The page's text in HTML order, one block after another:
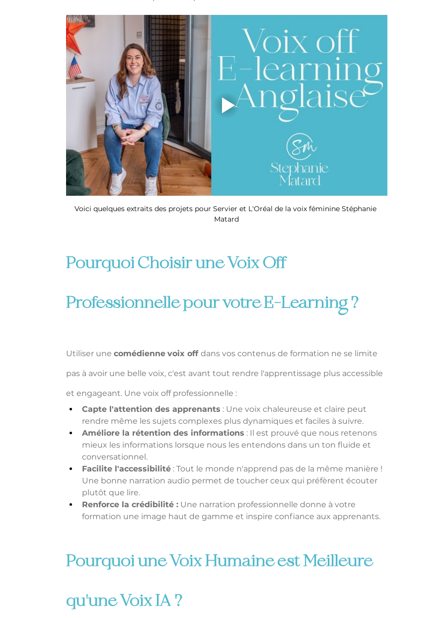
Voici quelques extraits des projets pour Servier et L'Oréal de la voix féminine Stéphanie
Matard
Pourquoi Choisir une Voix Off
Professionnelle pour votre E-Learning ?
Utiliser une comédienne voix off dans vos contenus de formation ne se limite
pas à avoir une belle voix, c'est avant tout rendre l'apprentissage plus accessible
et engageant. Une voix off professionnelle :
Capte l'attention des apprenants : Une voix chaleureuse et claire peut
rendre même les sujets complexes plus dynamiques et faciles à suivre.
Améliore la rétention des informations : Il est prouvé que nous retenons
mieux les informations lorsque nous les entendons dans un ton fluide et
conversationnel.
Facilite l'accessibilité : Tout le monde n'apprend pas de la même manière !
Une bonne narration audio permet de toucher ceux qui préfèrent écouter
plutôt que lire.
Renforce la crédibilité : Une narration professionnelle donne à votre
formation une image haut de gamme et inspire confiance aux apprenants.
Pourquoi une Voix Humaine est Meilleure
qu'une Voix IA ?